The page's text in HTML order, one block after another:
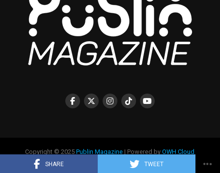
SHARE TWEET
Copyright © 2025Publin Magazine | Powered byOWH Cloud